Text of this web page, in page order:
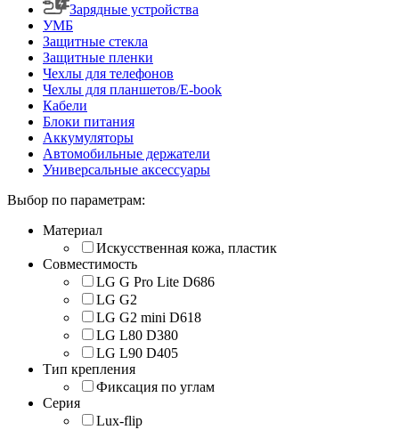
Зарядные устройства
УМБ
Защитные стекла
Защитные пленки
Чехлы для телефонов
Чехлы для планшетов/E-book
Кабели
Блоки питания
Аккумуляторы
Автомобильные держатели
Универсальные аксессуары
Выбор по параметрам:
Материал
Искусственная кожа, пластик
Совместимость
LG G Pro Lite D686
LG G2
LG G2 mini D618
LG L80 D380
LG L90 D405
Тип крепления
Фиксация по углам
Серия
Lux-flip